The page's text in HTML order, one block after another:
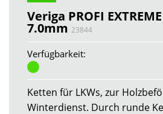
Veriga PROFI
7.0mm 23844
Verfügbarkeit:
Ketten für LKWs, zur
Winterdienst. Durch runde